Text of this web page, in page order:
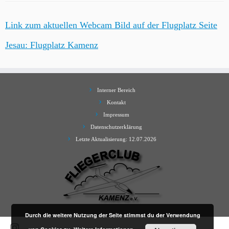
Link zum aktuellen Webcam Bild auf der Flugplatz Seite
Jesau: Flugplatz Kamenz
Interner Bereich
Kontakt
Impressum
Datenschutzerklärung
Letzte Aktualisierung: 12.07.2026
Durch die weitere Nutzung der Seite stimmst du der Verwendung